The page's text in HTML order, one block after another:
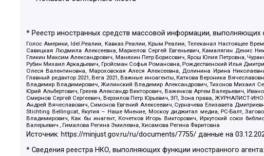
* Реестр иностранных средств массовой информации, выполняющих
Голос Америки, Idel.Реалии, Кавказ.Реалии, Крым.Реалии, Телеканал Настоящее
Савицкая Людмила Алексеевна, Маркелов Сергей Евгеньевич, Камалягин Денис
Гликин Максим Александрович, Маняхин Петр Борисович, Ярош Юлия Петровна,
Рубин Михаил Аркадьевич, Гройсман Софья Романовна, Рождественский Илья
Олеся Валентиновна, Мароховская Алеся Алексеевна, Долинина Ирина
Главный редактор 2021, Вега 2021, Важные иноагенты, Каткова Вероника
Владимир Владимирович, Жилинский Владимир Александрович, Тихонов Михаил
Юрий Альбертович, Грезев Александр Викторович, Важенков Артем Валерьевич,
Смирнов Сергей Сергеевич, Верзилов Петр Юрьевич, ЗП, Зона права, ЖУРНАЛИСТ-
Андрей Вячеславович, Симонов Евгений Алексеевич, Сурначева Елизавета
Stichting Bellingcat, Якутия – Наше Мнение, Москоу диджитал медиа, РС-Балт,
Владимирович, Как бы инагент, Кочетков Игорь Викторович, Иркутский союз
Валерьевич , Гималова Регина Эмилевна, Хисамова Регина Фаритовна
Источник: https://minjust.gov.ru/ru/documents/7755/ данные на
* Сведения реестра НКО, выполняющих функции иностранного агента: